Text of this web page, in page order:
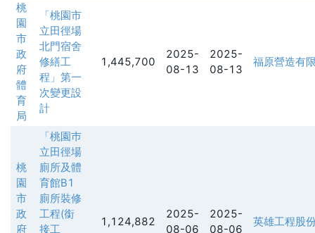
桃
園
市
政
府
體
育
局
「桃園市
立田徑場
北門宿舍
修繕工
程」第一
次變更設
計
1,445,700
2025-
08-13
2025-
08-13
福原營造有
桃
園
市
政
府
「桃園巿
立田徑場
廁所及體
育館B1
廁所裝修
工程(銜
接工
1,124,882
2025-
08-06
2025-
08-06
英雄工程股